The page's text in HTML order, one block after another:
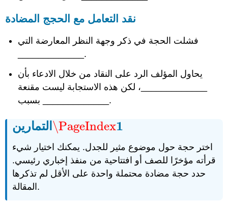
نقد التعامل مع الحجج المضادة
فشلت الحجة في ذكر وجهة النظر المعارضة التي
_____________.
يحاول المؤلف الرد على النقاد من خلال الادعاء بأن
_____________، لكن هذه الاستجابة ليست مقنعة
بسبب _____________.
التمارين \PageIndex1
\PageIndex1
اختر حجة حول موضوع مثير للجدل. يمكنك اختيار شيء
قرأته مؤخرًا للصف أو افتتاحية من منفذ إخباري رئيسي.
حدد حجة مضادة محتملة واحدة على الأقل لم تذكرها
المقالة.